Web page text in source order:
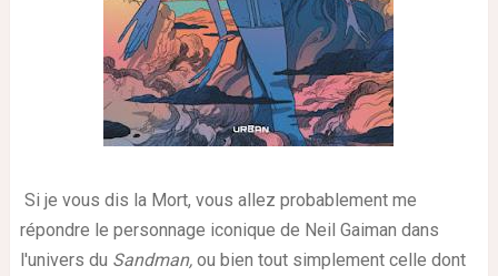
Si je vous dis la Mort, vous allez probablement me
répondre le personnage iconique de Neil Gaiman dans
l'univers du Sandman, ou bien tout simplement celle dont